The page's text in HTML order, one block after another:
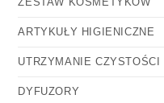
ARTYKUŁY HIGIENICZNE
UTRZYMANIE CZYSTOŚCI
DYFUZORY